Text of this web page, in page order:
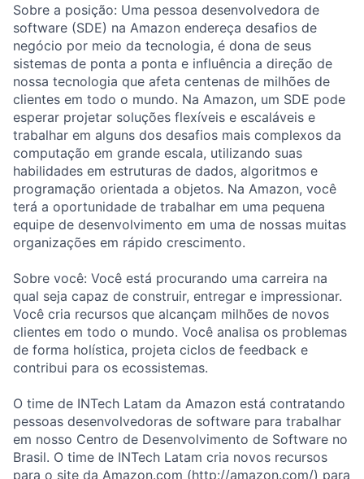
Sobre a posição: Uma pessoa desenvolvedora de
software (SDE) na Amazon endereça desafios de
negócio por meio da tecnologia, é dona de seus
sistemas de ponta a ponta e influência a direção de
nossa tecnologia que afeta centenas de milhões de
clientes em todo o mundo. Na Amazon, um SDE pode
esperar projetar soluções flexíveis e escaláveis e
trabalhar em alguns dos desafios mais complexos da
computação em grande escala, utilizando suas
habilidades em estruturas de dados, algoritmos e
programação orientada a objetos. Na Amazon, você
terá a oportunidade de trabalhar em uma pequena
equipe de desenvolvimento em uma de nossas muitas
organizações em rápido crescimento.
Sobre você: Você está procurando uma carreira na
qual seja capaz de construir, entregar e impressionar.
Você cria recursos que alcançam milhões de novos
clientes em todo o mundo. Você analisa os problemas
de forma holística, projeta ciclos de feedback e
contribui para os ecossistemas.
O time de INTech Latam da Amazon está contratando
pessoas desenvolvedoras de software para trabalhar
em nosso Centro de Desenvolvimento de Software no
Brasil. O time de INTech Latam cria novos recursos
para o site da Amazon.com (http://amazon.com/) para